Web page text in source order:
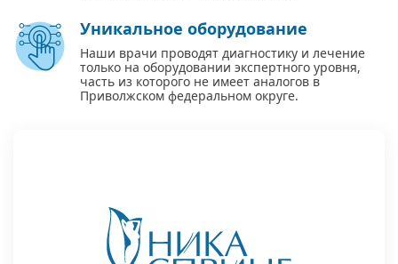
Уникальное оборудование
Наши врачи проводят диагностику и лечение
только на оборудовании экспертного уровня,
часть из которого не имеет аналогов в
Приволжском федеральном округе.